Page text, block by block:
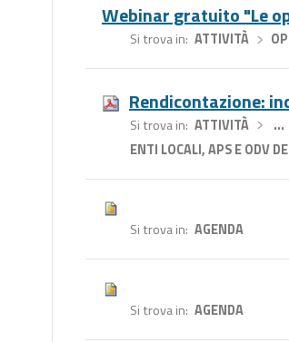
Webinar gratuito "Le
Si trova in ATTIVITÀ›
Rendicontazione:
Si trova in ATTIVITÀ› …
ENTI LOCALI, APS E ODV
Si trova in AGENDA
Si trova in AGENDA